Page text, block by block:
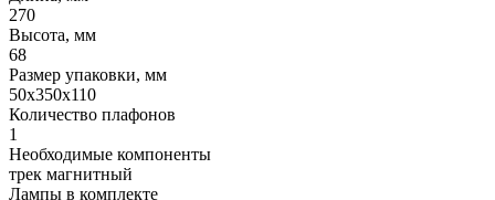
270
Высота, мм
68
Размер упаковки, мм
50x350x110
Количество плафонов
1
Необходимые компоненты
трек магнитный
Лампы в комплекте